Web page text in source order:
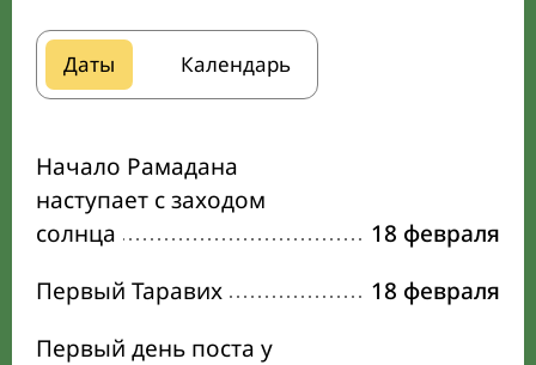
Даты Календарь
Начало Рамадана
наступает с заходом
солнца
18 февраля
Первый Таравих
18 февраля
Первый день поста у